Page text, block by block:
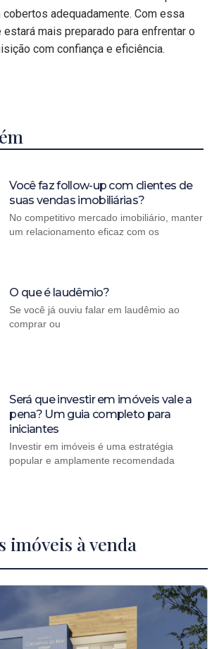
adequadamente. Com essa
estará mais preparado para enfrentar o
com confiança e eficiência.
Você faz follow-up com clientes de
suas vendas imobiliárias?
No competitivo mercado imobiliário, manter
um relacionamento eficaz com os
O que é laudêmio?
Se você já ouviu falar em laudêmio ao
comprar ou
Será que investir em imóveis vale a
pena? Um guia completo para
iniciantes
Investir em imóveis é uma estratégia
popular e amplamente recomendada
imóveis à venda